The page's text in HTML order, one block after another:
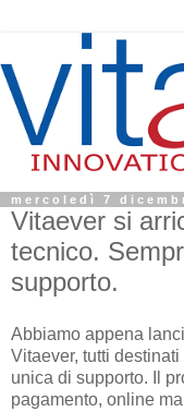
mercoledì 7
Vitaever si
tecnico.
supporto.
Abbiamo appena
Vitaever, tutti
unica di supporto. Il
pagamento, online